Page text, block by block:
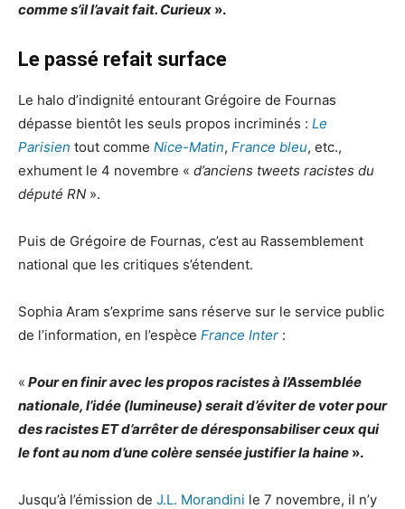
comme s’il l’avait fait. Curieux ».
Le passé refait surface
Le halo d’indignité entourant Grégoire de Fournas
dépasse bientôt les seuls propos incriminés : Le
Parisien tout comme Nice-Matin, France bleu, etc.,
exhument le 4 novembre « d’anciens tweets racistes du
député RN ».
Puis de Grégoire de Fournas, c’est au Rassemblement
national que les critiques s’étendent.
Sophia Aram s’exprime sans réserve sur le service public
de l’information, en l’espèce France Inter :
« Pour en finir avec les propos racistes à l’Assemblée
nationale, l’idée (lumineuse) serait d’éviter de voter pour
des racistes ET d’arrêter de déresponsabiliser ceux qui
le font au nom d’une colère sensée justifier la haine ».
Jusqu’à l’émission de J.L. Morandini le 7 novembre, il n’y